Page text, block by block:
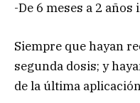
-De 6 meses a 2
Siempre que hayan
segunda dosis; y
de la última